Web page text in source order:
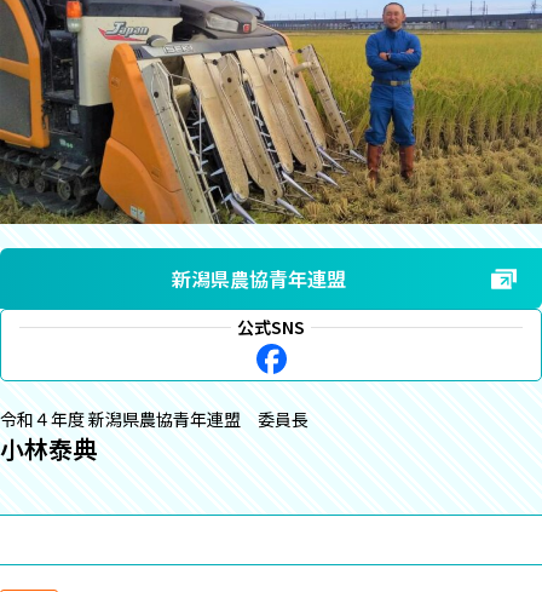
新潟県農協青年連盟
公式SNS
令和４年度 新潟県農協青年連盟 委員長
小林泰典